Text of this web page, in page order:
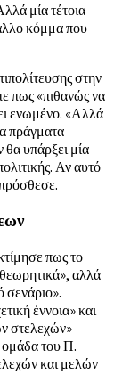
μία τέτοια
κόμμα που
στην
πως «πιθανώς να
ενωμένο. «Αλλά
πράγματα
θα υπάρξει μία
Αν αυτό
πως το
αλλά
σενάριο».
έννοια» και
στελεχών»
ομάδα του Π.
και μελών